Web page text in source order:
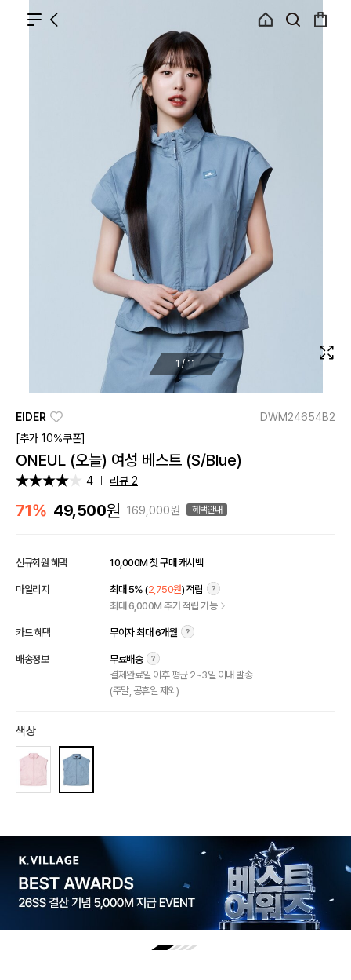
1/11
EIDER
DWM24654B2
[추가 10%쿠폰]
ONEUL (오늘) 여성 베스트 (S/Blue)
4 리뷰 2
71% 49,500원 169,000원 혜택안내
신규회원 혜택 10,000M 첫 구매 캐시백
마일리지 최대 5% (2,750원) 적립
최대 6,000M 추가 적립 가능
카드 혜택 무이자 최대 6개월
배송정보
무료배송
결제완료일 이후 평균 2~3일 이내 발송
(주말, 공휴일 제외)
색상